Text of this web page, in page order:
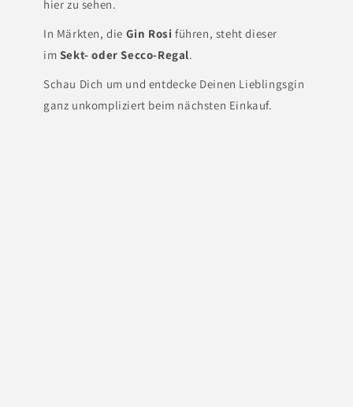
hier zu sehen.
In Märkten, die Gin Rosi führen, steht dieser
im Sekt- oder Secco-Regal.
Schau Dich um und entdecke Deinen Lieblingsgin
ganz unkompliziert beim nächsten Einkauf.